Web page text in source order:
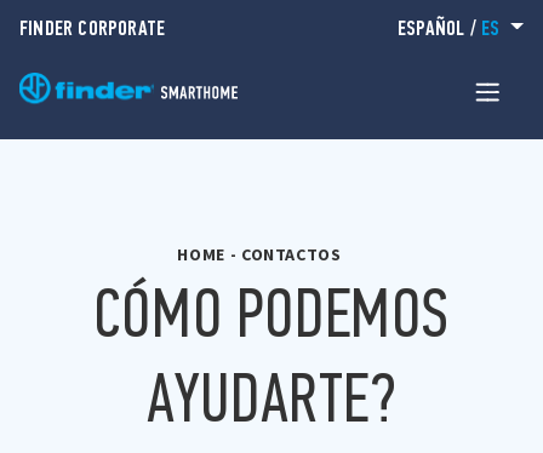
FINDER CORPORATE ESPAÑOL / ES
HOME - CONTACTOS
CÓMO PODEMOS
AYUDARTE?